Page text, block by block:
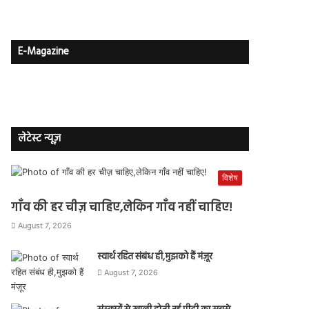
E-Magazine
लेटेस्ट न्यूज़
विशेष
गाँव की हर चीज़ चाहिए,लेकिन गाँव नहीं चाहिए!
August 7, 2026
स्वार्थ रहित संबंध ही,मुझको हैं मंज़ूर
August 7, 2026